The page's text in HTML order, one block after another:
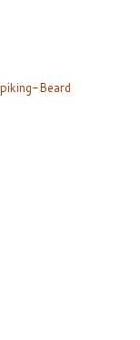
Beard